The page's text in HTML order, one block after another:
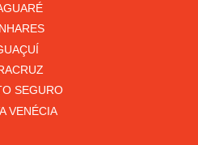
SEGURO
VENÉCIA